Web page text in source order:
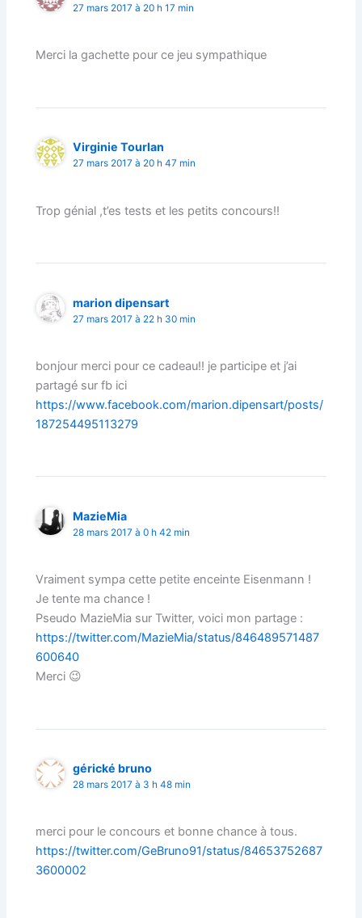
27 mars 2017 à 20 h 17 min
Merci la gachette pour ce jeu sympathique
Virginie Tourlan
27 mars 2017 à 20 h 47 min
Trop génial ,t’es tests et les petits concours!!
marion dipensart
27 mars 2017 à 22 h 30 min
bonjour merci pour ce cadeau!! je participe et j’ai
partagé sur fb ici
https://www.facebook.com/marion.dipensart/posts/
187254495113279
MazieMia
28 mars 2017 à 0 h 42 min
Vraiment sympa cette petite enceinte Eisenmann !
Je tente ma chance !
Pseudo MazieMia sur Twitter, voici mon partage :
https://twitter.com/MazieMia/status/846489571487
600640
Merci 😉
gérické bruno
28 mars 2017 à 3 h 48 min
merci pour le concours et bonne chance à tous.
https://twitter.com/GeBruno91/status/84653752687
3600002